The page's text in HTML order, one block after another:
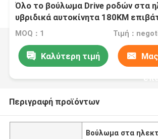
Όλο το βούλωμα Drive ροδών στα
υβριδικά αυτοκίνητα 180KM
Seater MPV
MOQ：1 Τιμή：
Καλύτερη τιμή
Περιγραφή προϊόντων
Βούλωμα στα